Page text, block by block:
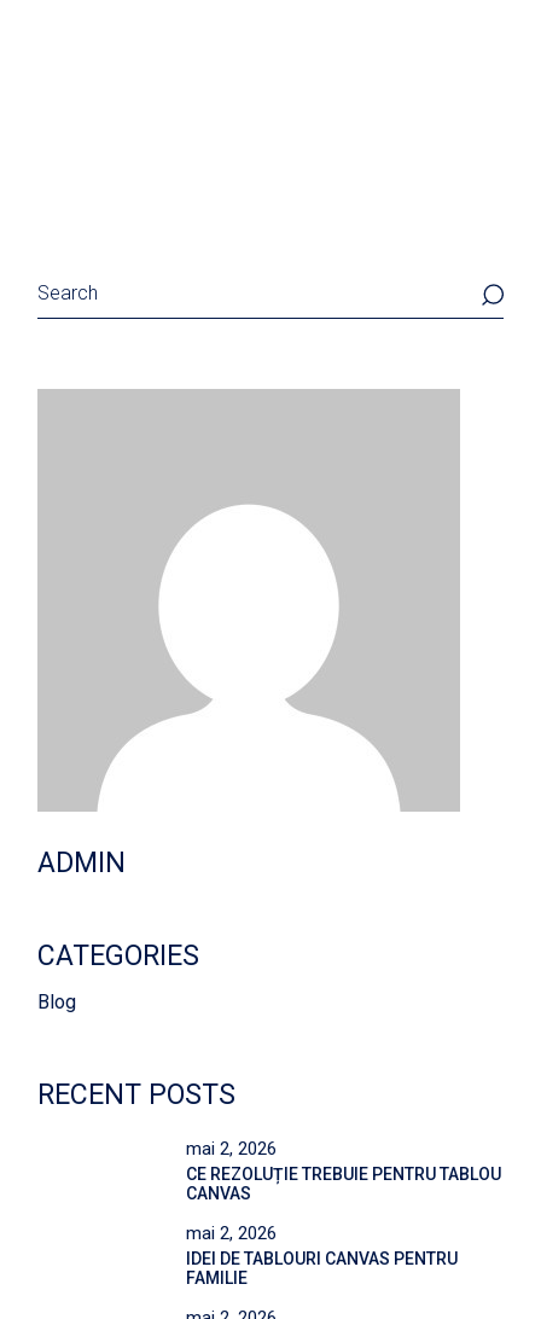
ADMIN
CATEGORIES
Blog
RECENT POSTS
mai 2, 2026
CE REZOLUȚIE TREBUIE PENTRU TABLOU
CANVAS
mai 2, 2026
IDEI DE TABLOURI CANVAS PENTRU
FAMILIE